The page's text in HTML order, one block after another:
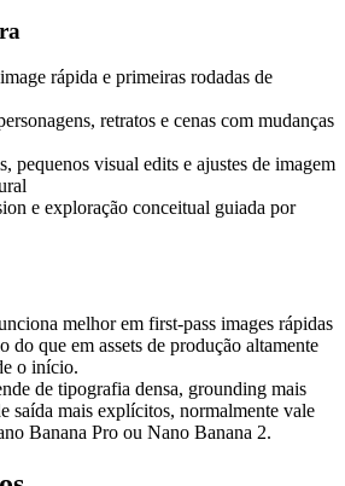
rápida e primeiras rodadas de
retratos e cenas com mudanças
pequenos visual edits e ajustes de imagem
e exploração conceitual guiada por
melhor em first-pass images rápidas
do que em assets de produção altamente
o início.
de tipografia densa, grounding mais
saída mais explícitos, normalmente vale
Banana Pro ou Nano Banana 2.